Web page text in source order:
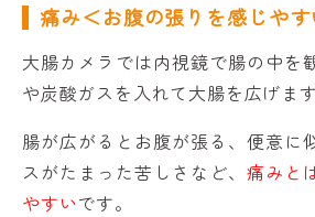
痛み＜お腹の張りを感じやす
大腸カメラでは内視鏡で腸の中を
や炭酸ガスを入れて大腸を広げます
腸が広がるとお腹が張る、便意に
スがたまった苦しさなど、痛みと
やすいです。